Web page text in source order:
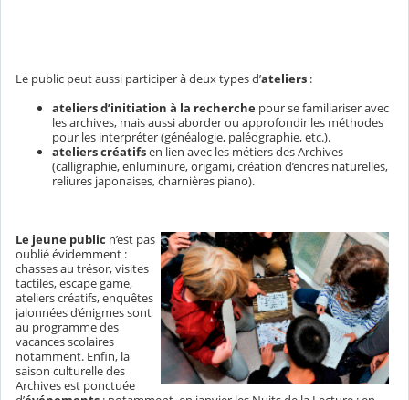
Le public peut aussi participer à deux types d’ateliers :
ateliers d’initiation à la recherche pour se familiariser avec
les archives, mais aussi aborder ou approfondir les méthodes
pour les interpréter (généalogie, paléographie, etc.).
ateliers créatifsen lien avec les métiers des Archives
(calligraphie, enluminure, origami, création d’encres naturelles,
reliures japonaises, charnières piano).
Le jeune public n’est pas
oublié évidemment :
chasses au trésor, visites
tactiles, escape game,
ateliers créatifs, enquêtes
jalonnées d’énigmes sont
au programme des
vacances scolaires
notamment. Enfin, la
saison culturelle des
Archives est ponctuée